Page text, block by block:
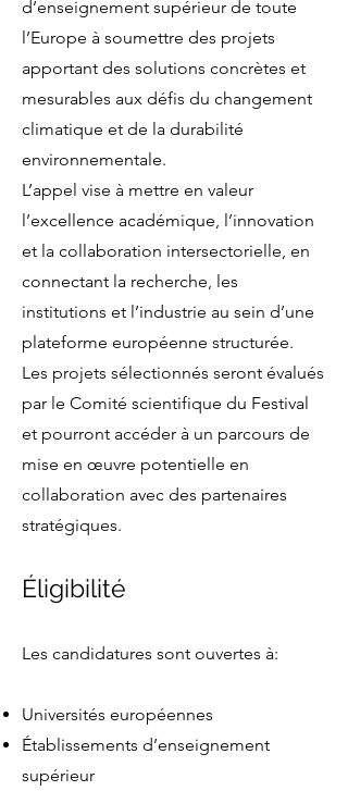
d’enseignement supérieur de toute
l’Europe à soumettre des projets
apportant des solutions concrètes et
mesurables aux défis du changement
climatique et de la durabilité
environnementale.
L’appel vise à mettre en valeur
l’excellence académique, l’innovation
et la collaboration intersectorielle, en
connectant la recherche, les
institutions et l’industrie au sein d’une
plateforme européenne structurée.
Les projets sélectionnés seront évalués
par le Comité scientifique du Festival
et pourront accéder à un parcours de
mise en œuvre potentielle en
collaboration avec des partenaires
stratégiques.
Éligibilité
Les candidatures sont ouvertes à:
Universités européennes
Établissements d’enseignement
supérieur